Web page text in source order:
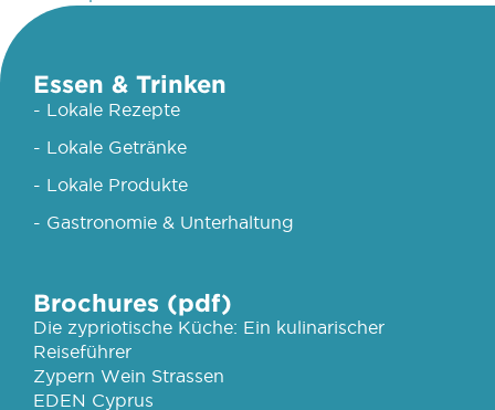
Essen & Trinken
- Lokale Rezepte
- Lokale Getränke
- Lokale Produkte
- Gastronomie & Unterhaltung
Brochures (pdf)
Die zypriotische Küche: Ein kulinarischer
Reiseführer
Zypern Wein Strassen
EDEN Cyprus